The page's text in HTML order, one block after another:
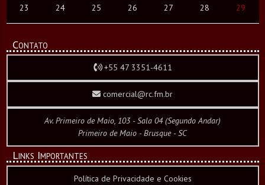
23 24 25 26 27 28 29
Contato
+55 47 3351-4611
comercial@rc.fm.br
Av. Primeiro de Maio, 103 - Sala 04 (Segundo Andar)
Primeiro de Maio - Brusque - SC
Links Importantes
Política de Privacidade e Cookies